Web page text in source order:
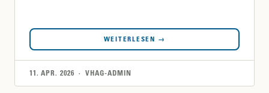
WEITERLESEN →
11. APR. 2026 · VHAG-ADMIN